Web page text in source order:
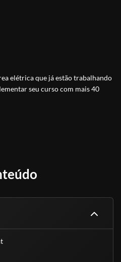
elétrica que já estão trabalhando
seu curso com mais 40